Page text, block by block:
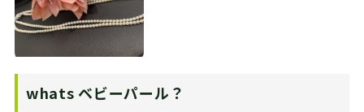
whats ベビーパール？